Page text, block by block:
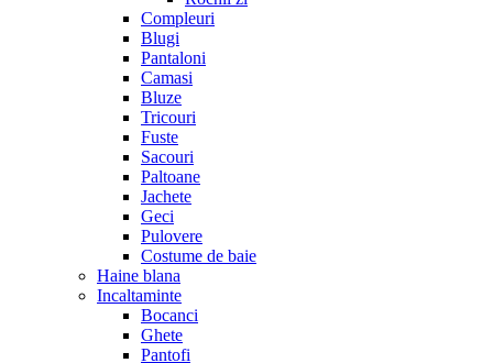
Compleuri
Blugi
Pantaloni
Camasi
Bluze
Tricouri
Fuste
Sacouri
Paltoane
Jachete
Geci
Pulovere
Costume de baie
Haine blana
Incaltaminte
Bocanci
Ghete
Pantofi